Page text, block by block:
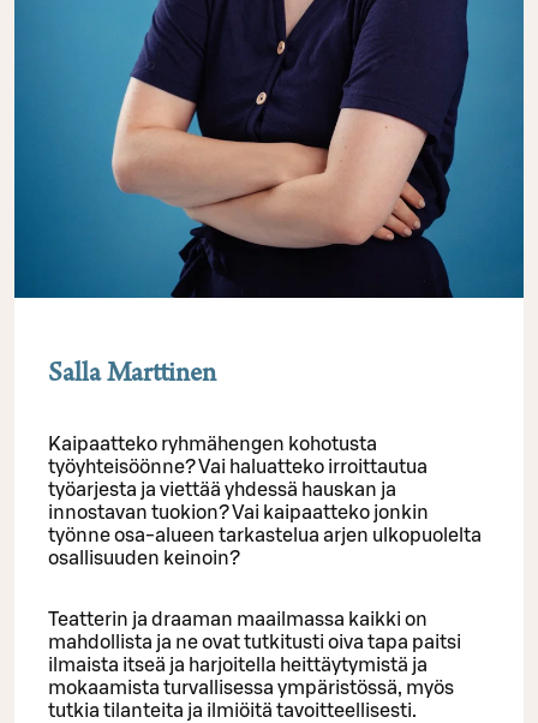
Salla Marttinen
Kaipaatteko ryhmähengen kohotusta
työyhteisöönne? Vai haluatteko irroittautua
työarjesta ja viettää yhdessä hauskan ja
innostavan tuokion? Vai kaipaatteko jonkin
työnne osa-alueen tarkastelua arjen ulkopuolelta
osallisuuden keinoin?
Teatterin ja draaman maailmassa kaikki on
mahdollista ja ne ovat tutkitusti oiva tapa paitsi
ilmaista itseä ja harjoitella heittäytymistä ja
mokaamista turvallisessa ympäristössä, myös
tutkia tilanteita ja ilmiöitä tavoitteellisesti.